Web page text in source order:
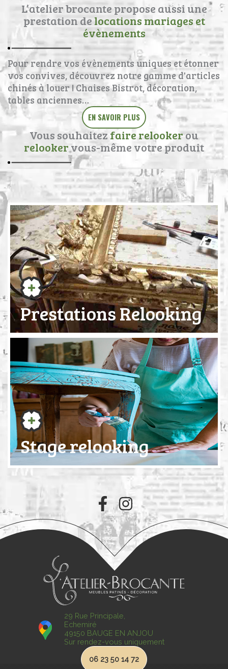
L’atelier brocante propose aussi une
prestation de locations mariages et
évènements
Pour rendre vos évènements uniques et étonner
vos convives, découvrez notre gamme d'articles
chinés à louer ! Chaises Bistrot, décoration,
tables anciennes…
EN SAVOIR PLUS
Vous souhaitez faire relookerou
relookervous-même votre produit
Prestations Relooking
Stage relooking
29 Rue Principale,
Echemiré
49150 BAUGE EN ANJOU
Sur rendez-vous uniquement
06 23 50 14 72